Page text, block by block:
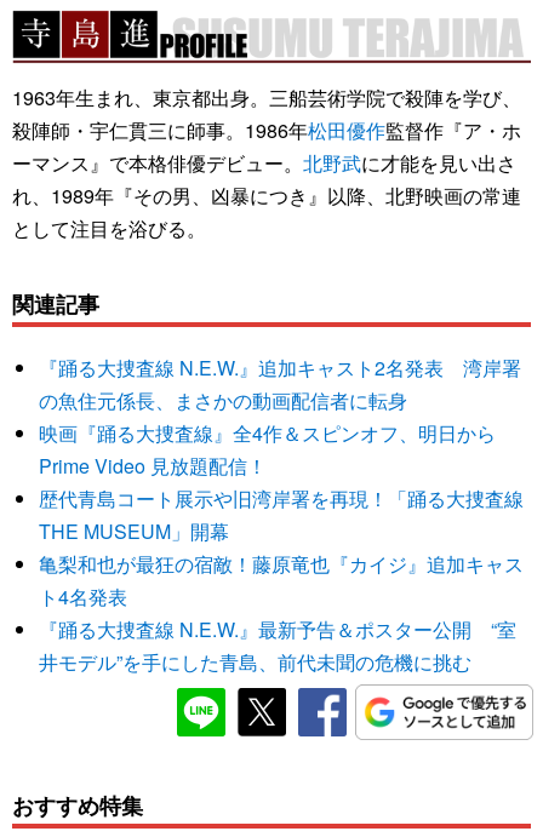
1963年生まれ、東京都出身。三船芸術学院で殺陣を学び、
殺陣師・宇仁貫三に師事。1986年松田優作監督作『ア・ホ
ーマンス』で本格俳優デビュー。 北野武に才能を見い出さ
れ、1989年『その男、凶暴につき』以降、北野映画の常連
として注目を浴びる。
関連記事
『踊る大捜査線 N.E.W.』追加キャスト2名発表 湾岸署
の魚住元係長、まさかの動画配信者に転身
映画『踊る大捜査線』全4作＆スピンオフ、明日から
Prime Video 見放題配信！
歴代青島コート展示や旧湾岸署を再現！「踊る大捜査線
THE MUSEUM」開幕
亀梨和也が最狂の宿敵！藤原竜也『カイジ』追加キャス
ト4名発表
『踊る大捜査線 N.E.W.』最新予告＆ポスター公開 “室
井モデル”を手にした青島、前代未聞の危機に挑む
おすすめ特集